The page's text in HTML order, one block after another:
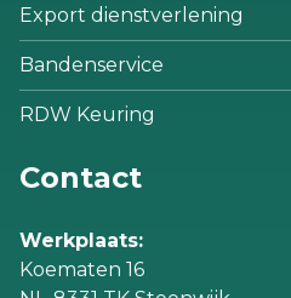
Export dienstverlening
Bandenservice
RDW Keuring
Contact
Werkplaats:
Koematen 16